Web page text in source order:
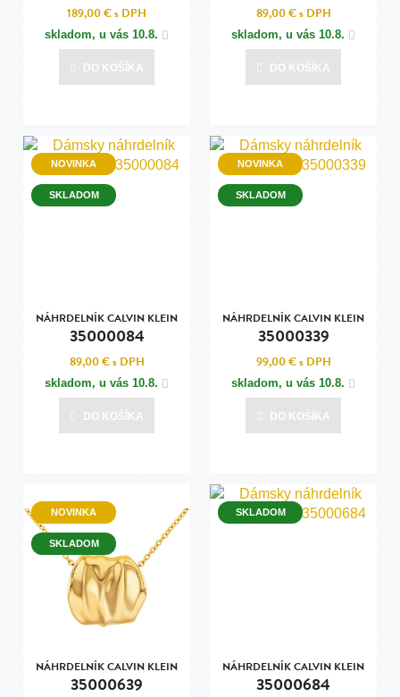
189,00 €s DPH
skladom, u vás 10.8.
DO KOŠÍKA
89,00 €s DPH
skladom, u vás 10.8.
DO KOŠÍKA
NOVINKA
SKLADOM
NÁHRDELNÍK CALVIN KLEIN
35000084
89,00 €s DPH
skladom, u vás 10.8.
DO KOŠÍKA
NOVINKA
SKLADOM
NÁHRDELNÍK CALVIN KLEIN
35000339
99,00 €s DPH
skladom, u vás 10.8.
DO KOŠÍKA
NOVINKA
SKLADOM
NÁHRDELNÍK CALVIN KLEIN
35000639
SKLADOM
NÁHRDELNÍK CALVIN KLEIN
35000684